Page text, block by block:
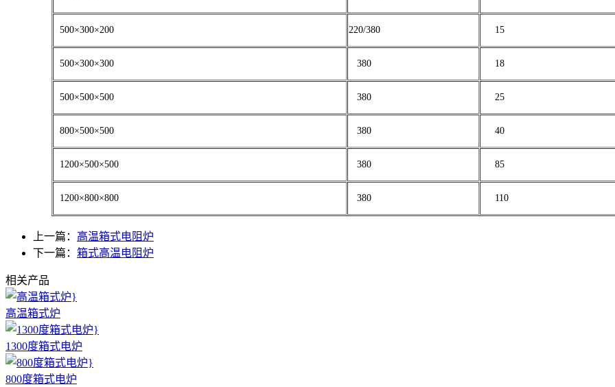
500×300×200 220/380 15
500×300×300 380 18
500×500×500 380 25
800×500×500 380 40
1200×500×500 380 85
1200×800×800 380 110
上一篇： 高温箱式电阻炉
下一篇： 箱式高温电阻炉
相关产品
高温箱式炉
1300度箱式电炉
800度箱式电炉